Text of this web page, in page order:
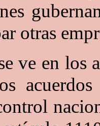
otras
en los